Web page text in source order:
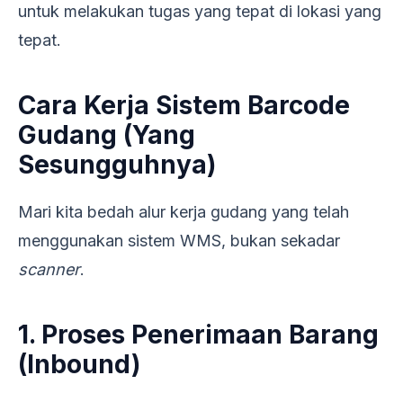
untuk melakukan tugas yang tepat di lokasi yang
tepat.
Cara Kerja Sistem Barcode
Gudang (Yang
Sesungguhnya)
Mari kita bedah alur kerja gudang yang telah
menggunakan sistem WMS, bukan sekadar
scanner.
1. Proses Penerimaan Barang
(Inbound)